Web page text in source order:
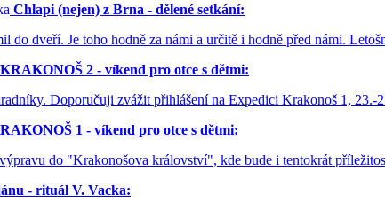
Chlapi (nejen) z Brna - dělené setkání:
dveří. Je toho hodně za námi a určitě i hodně před námi.
2 - víkend pro otce s dětmi:
Doporučuji zvážit přihlášení na Expedici Krakonoš 1,
1 - víkend pro otce s dětmi:
do "Krakonošova království", kde bude i tentokrát
- rituál V. Vacka: